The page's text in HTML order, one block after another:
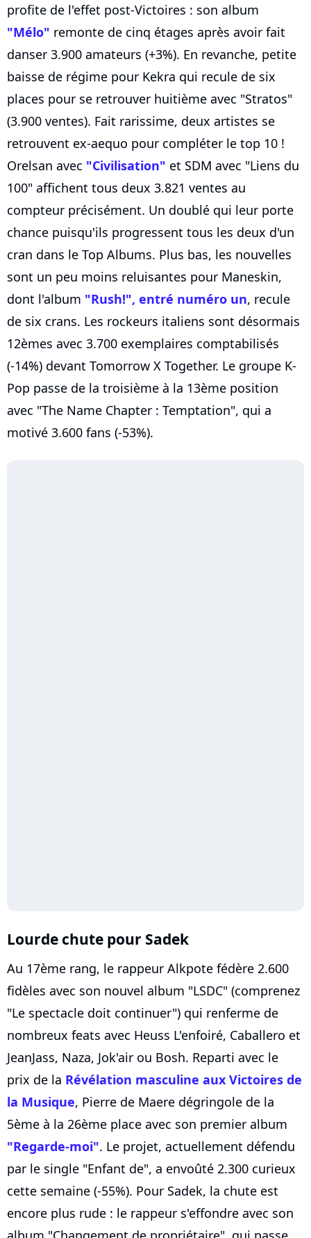
profite de l'effet post-Victoires : son album
"Mélo" remonte de cinq étages après avoir fait
danser 3.900 amateurs (+3%). En revanche, petite
baisse de régime pour Kekra qui recule de six
places pour se retrouver huitième avec "Stratos"
(3.900 ventes). Fait rarissime, deux artistes se
retrouvent ex-aequo pour compléter le top 10 !
Orelsan avec "Civilisation" et SDM avec "Liens du
100" affichent tous deux 3.821 ventes au
compteur précisément. Un doublé qui leur porte
chance puisqu'ils progressent tous les deux d'un
cran dans le Top Albums. Plus bas, les nouvelles
sont un peu moins reluisantes pour Maneskin,
dont l'album "Rush!", entré numéro un, recule
de six crans. Les rockeurs italiens sont désormais
12èmes avec 3.700 exemplaires comptabilisés
(-14%) devant Tomorrow X Together. Le groupe K-
Pop passe de la troisième à la 13ème position
avec "The Name Chapter : Temptation", qui a
motivé 3.600 fans (-53%).
Lourde chute pour Sadek
Au 17ème rang, le rappeur Alkpote fédère 2.600
fidèles avec son nouvel album "LSDC" (comprenez
"Le spectacle doit continuer") qui renferme de
nombreux feats avec Heuss L'enfoiré, Caballero et
JeanJass, Naza, Jok'air ou Bosh. Reparti avec le
prix de la Révélation masculine aux Victoires de
la Musique, Pierre de Maere dégringole de la
5ème à la 26ème place avec son premier album
"Regarde-moi". Le projet, actuellement défendu
par le single "Enfant de", a envoûté 2.300 curieux
cette semaine (-55%). Pour Sadek, la chute est
encore plus rude : le rappeur s'effondre avec son